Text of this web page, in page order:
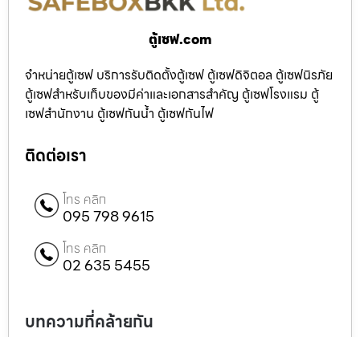
ตู้เซฟ.com
จำหน่ายตู้เซฟ บริการรับติดตั้งตู้เซฟ ตู้เซฟดิจิตอล ตู้เซฟนิรภัย
ตู้เซฟสำหรับเก็บของมีค่าและเอกสารสำคัญ ตู้เซฟโรงแรม ตู้
เซฟสำนักงาน ตู้เซฟกันน้ำ ตู้เซฟกันไฟ
ติดต่อเรา
โทร คลิก
095 798 9615
โทร คลิก
02 635 5455
บทความที่คล้ายกัน